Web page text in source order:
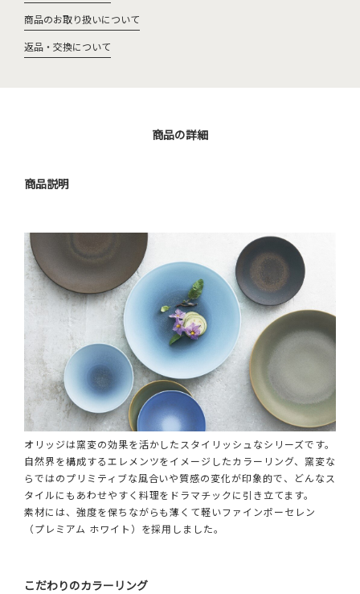
商品のお取り扱いについて
返品・交換について
商品の詳細
商品説明
オリッジは窯変の効果を活かしたスタイリッシュなシリーズです。
自然界を構成するエレメンツをイメージしたカラーリング、窯変な
らではのプリミティブな風合いや質感の変化が印象的で、どんなス
タイルにもあわせやすく料理をドラマチックに引き立てます。
素材には、強度を保ちながらも薄くて軽いファインポーセレン
（プレミアム ホワイト）を採用しました。
こだわりのカラーリング